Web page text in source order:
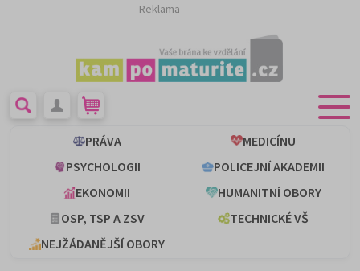
Reklama
PRÁVA
MEDICÍNU
PSYCHOLOGII
POLICEJNÍ AKADEMII
EKONOMII
HUMANITNÍ OBORY
OSP, TSP A ZSV
TECHNICKÉ VŠ
NEJŽÁDANĚJŠÍ OBORY